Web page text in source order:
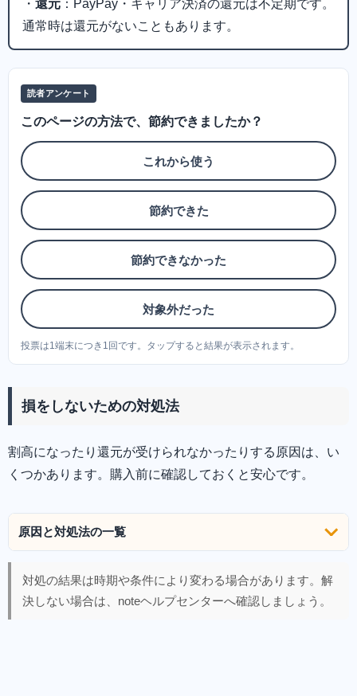
・ 還元 ：PayPay・キャリア決済の還元は不定期です。
通常時は還元がないこともあります。
読者アンケート
このページの方法で、節約できましたか？
これから使う
節約できた
節約できなかった
対象外だった
投票は1端末につき1回です。タップすると結果が表示されます。
損をしないための対処法
割高になったり還元が受けられなかったりする原因は、い
くつかあります。購入前に確認しておくと安心です。
原因と対処法の一覧
対処の結果は時期や条件により変わる場合があります。解
決しない場合は、noteヘルプセンターへ確認しましょう。